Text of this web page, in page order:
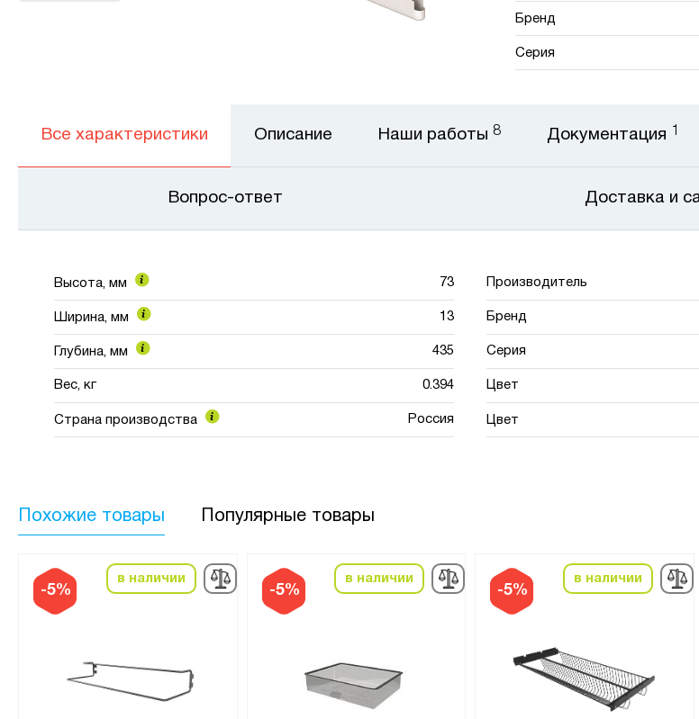
Бренд
Серия
Все характеристики
Высота, мм 73
Ширина, мм 13
Глубина, мм 435
Вес, кг 0.394
Страна производства Россия
Производитель
Бренд
Серия
Цвет
Цвет
Описание Наши работы 8 Документация 1
Вопрос-ответ Доставка и
Похожие товары Популярные товары
-5%
в наличии
-5%
в наличии
-5%
в наличии